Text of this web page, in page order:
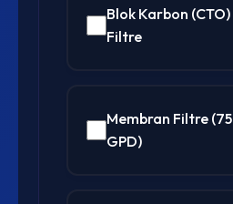
Blok Karbon (CTO)
Filtre
Membran Filtre (75
GPD)